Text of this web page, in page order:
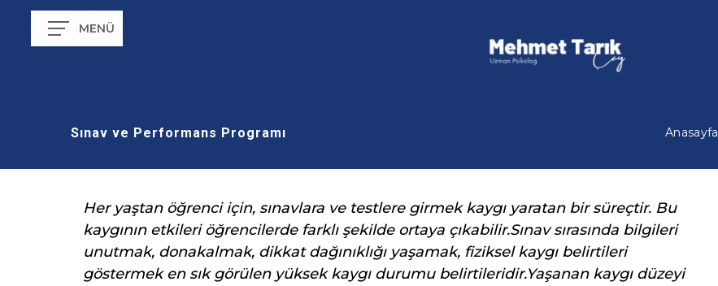
Sınav ve Performans Programı Anasayfa
Her yaştan öğrenci için, sınavlara ve testlere girmek kaygı yaratan bir süreçtir. Bu
kaygının etkileri öğrencilerde farklı şekilde ortaya çıkabilir.Sınav sırasında bilgileri
unutmak, donakalmak, dikkat dağınıklığı yaşamak, fiziksel kaygı belirtileri
göstermek en sık görülen yüksek kaygı durumu belirtileridir.Yaşanan kaygı düzeyi